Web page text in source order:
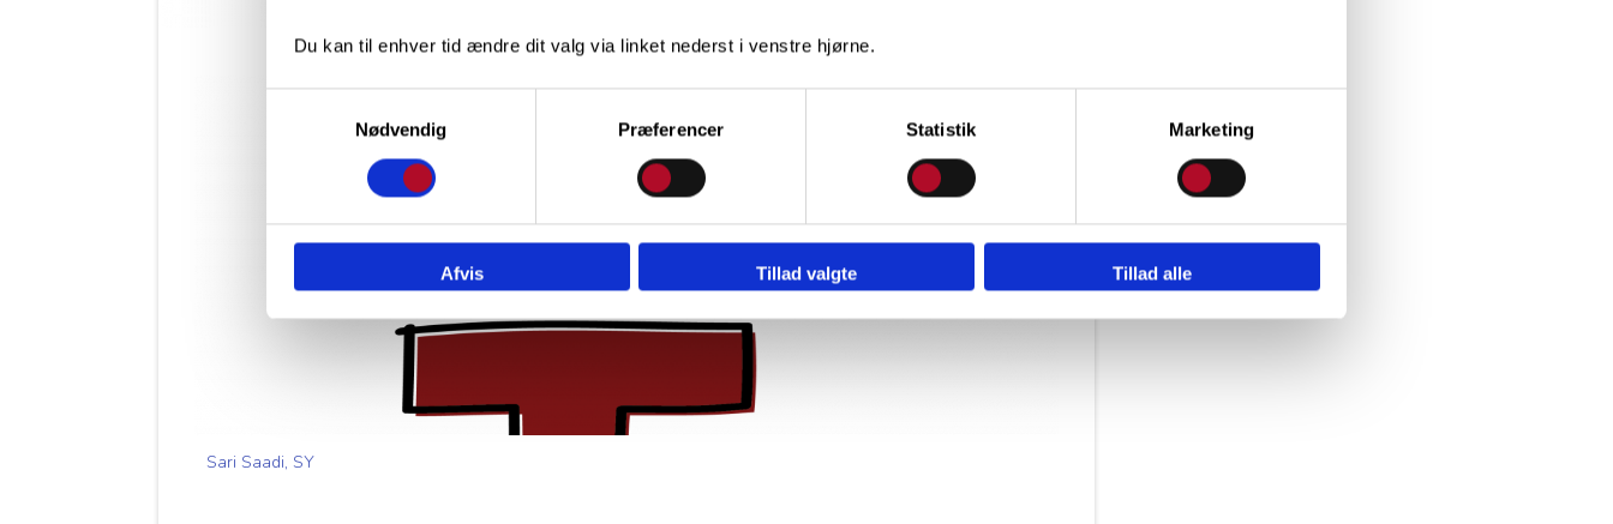
Du kan til enhver tid ændre dit valg via linket nederst i venstre hjørne.
Nødvendig
Præferencer Statistik Marketing
Afvis Tillad valgte Tillad alle
Sari Saadi, SY